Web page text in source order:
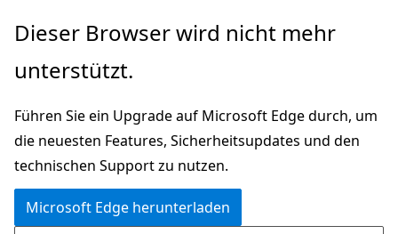
Zu
wechseln
Dieser Browser wird nicht mehr
unterstützt.
Führen Sie ein Upgrade auf Microsoft Edge durch, um
die neuesten Features, Sicherheitsupdates und den
technischen Support zu nutzen.
Microsoft Edge herunterladen